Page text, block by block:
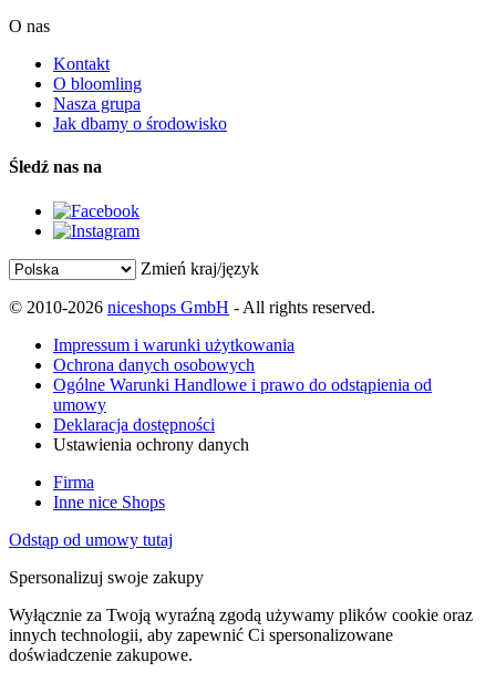
O nas
Kontakt
O bloomling
Nasza grupa
Jak dbamy o środowisko
Śledź nas na
Zmień kraj/język
© 2010-2026 niceshops GmbH - All rights reserved.
Impressum i warunki użytkowania
Ochrona danych osobowych
Ogólne Warunki Handlowe i prawo do odstąpienia od
umowy
Deklaracja dostępności
Ustawienia ochrony danych
Firma
Inne nice Shops
Odstąp od umowy tutaj
Spersonalizuj swoje zakupy
Wyłącznie za Twoją wyraźną zgodą używamy plików cookie oraz
innych technologii, aby zapewnić Ci spersonalizowane
doświadczenie zakupowe.